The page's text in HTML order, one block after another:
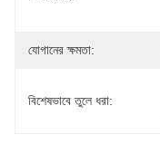
যোগানের ক্ষমতা:
বিশেষভাবে তুলে ধরা: